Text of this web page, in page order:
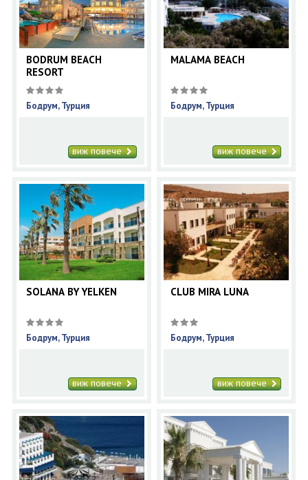
BODRUM BEACH
RESORT
Бодрум, Турция
виж повече
MALAMA BEACH
Бодрум, Турция
виж повече
SOLANA BY YELKEN
Бодрум, Турция
виж повече
CLUB MIRA LUNA
Бодрум, Турция
виж повече